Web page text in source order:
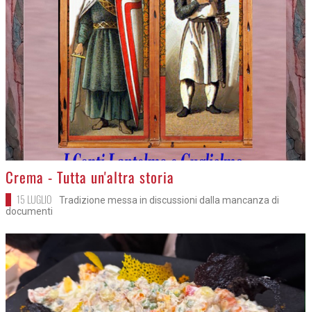
>
Crema - Tutta un'altra storia
15 LUGLIO
Tradizione messa in discussioni dalla mancanza di
documenti